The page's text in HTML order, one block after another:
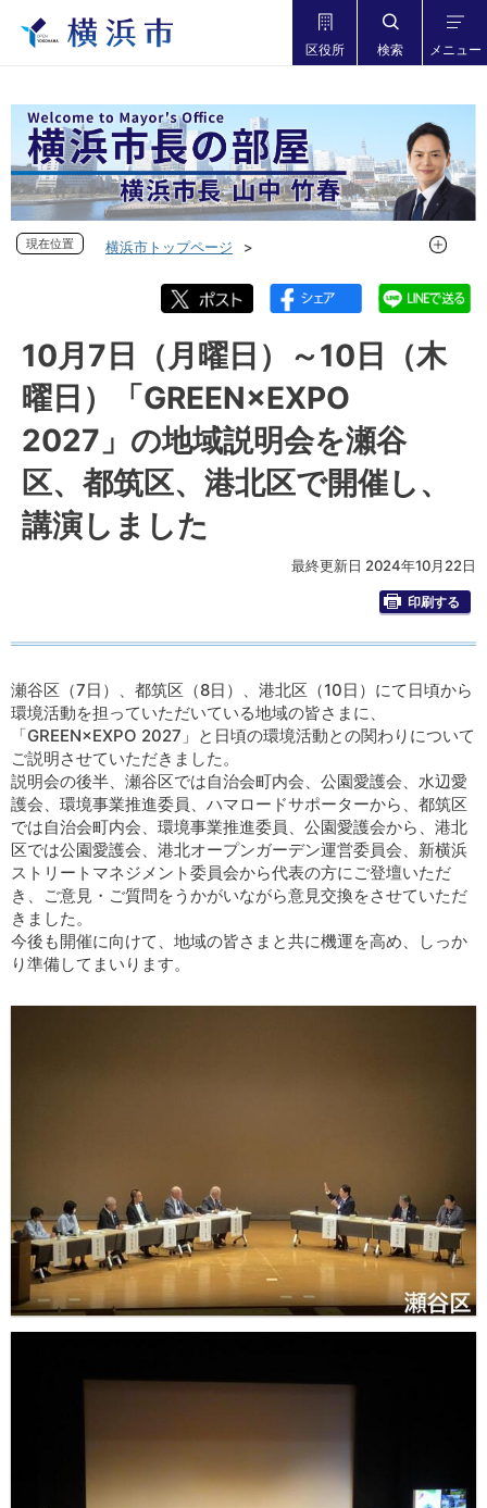
区役所 検索 メニュー
現在位置
横浜市トップページ
フォトダイアリー 2024年度
フォトダイアリー 2024年10月
10月7日（月曜日）～10日（木曜日）「GREEN×EXPO
2027」の地域説明会を瀬谷区、都筑区、港北区で開催し、講
演しました
現在位
10月7日（月曜日）～10日（木
曜日）「GREEN×EXPO
2027」の地域説明会を瀬谷
区、都筑区、港北区で開催し、
講演しました
最終更新日 2024年10月22日
印刷する
瀬谷区（7日）、都筑区（8日）、港北区（10日）にて日頃から
環境活動を担っていただいている地域の皆さまに、
「GREEN×EXPO 2027」と日頃の環境活動との関わりについて
ご説明させていただきました。
説明会の後半、瀬谷区では自治会町内会、公園愛護会、水辺愛
護会、環境事業推進委員、ハマロードサポーターから、都筑区
では自治会町内会、環境事業推進委員、公園愛護会から、港北
区では公園愛護会、港北オープンガーデン運営委員会、新横浜
ストリートマネジメント委員会から代表の方にご登壇いただ
き、ご意見・ご質問をうかがいながら意見交換をさせていただ
きました。
今後も開催に向けて、地域の皆さまと共に機運を高め、しっか
り準備してまいります。